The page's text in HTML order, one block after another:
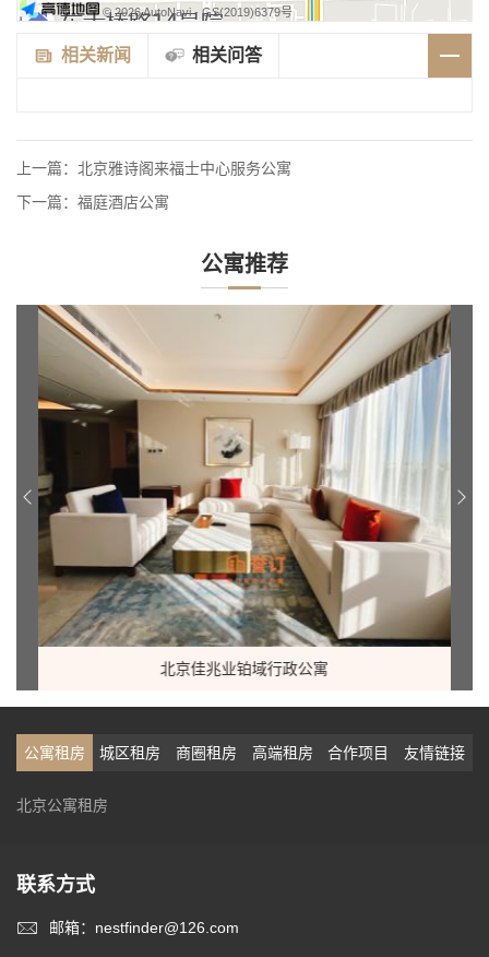
© 2026 AutoNavi- GS(2019)6379号
相关新闻 相关问答
上一篇： 北京雅诗阁来福士中心服务公寓
下一篇： 福庭酒店公寓
公寓推荐
北京佳兆业铂域行政公寓
公寓租房 城区租房 商圈租房 高端租房 合作项目 友情链接
北京公寓租房
联系方式
邮箱：nestfinder@126.com